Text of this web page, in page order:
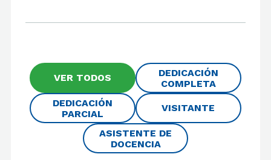
VER TODOS
DEDICACIÓN
COMPLETA
DEDICACIÓN
PARCIAL
VISITANTE
ASISTENTE DE
DOCENCIA